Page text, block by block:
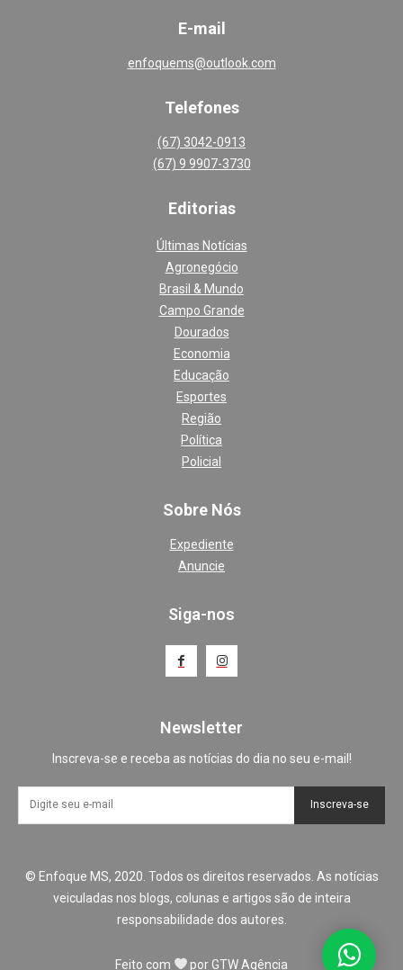
E-mail
enfoquems@outlook.com
Telefones
(67) 3042-0913
(67) 9 9907-3730
Editorias
Últimas Notícias
Agronegócio
Brasil & Mundo
Campo Grande
Dourados
Economia
Educação
Esportes
Região
Política
Policial
Sobre Nós
Expediente
Anuncie
Siga-nos
Newsletter
Inscreva-se e receba as notícias do dia no seu e-mail!
Inscreva-se
© Enfoque MS, 2020. Todos os direitos reservados. As notícias
veiculadas nos blogs, colunas e artigos são de inteira
responsabilidade dos autores.
Feito com porGTW Agência